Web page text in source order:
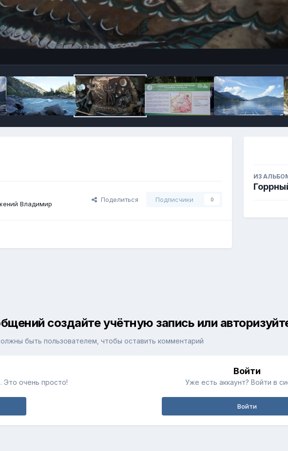
Владимир
Поделиться Подписчики 0
ИЗ
создайте учётную запись или
быть пользователем, чтобы оставить комментарий
Это очень просто!
Войти
Уже есть аккаунт? Войти в
Войти